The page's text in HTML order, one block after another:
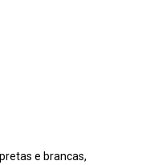
e brancas,